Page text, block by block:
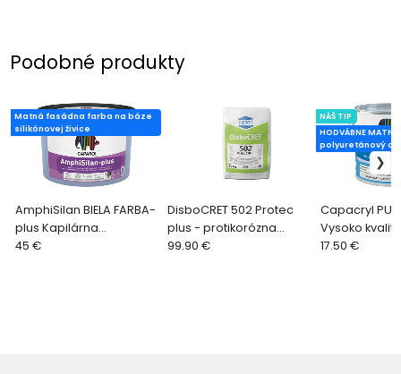
Podobné produkty
AmphiSilan BIELA FARBA-
plus Kapilárna
hydrofóbna fasádna
Matná fasádna farba na báze
silikónovej živice
45 €
DisboCRET 502 Protec
plus - protikorózna
ochrana železnej
99.90 €
Capacryl PU-
Vysoko
polyuretán –
NÁŠ TIP
HODVÁBNE MATNÝ
polyuretánový
17.50 €